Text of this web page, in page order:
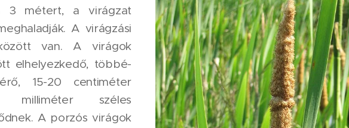
3 métert, a virágzat
A virágzási
van. A virágok
elhelyezkedő, többé-
15-20 centiméter
széles
A porzós virágok